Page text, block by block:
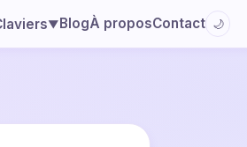
▼BlogÀ proposContact 🌙